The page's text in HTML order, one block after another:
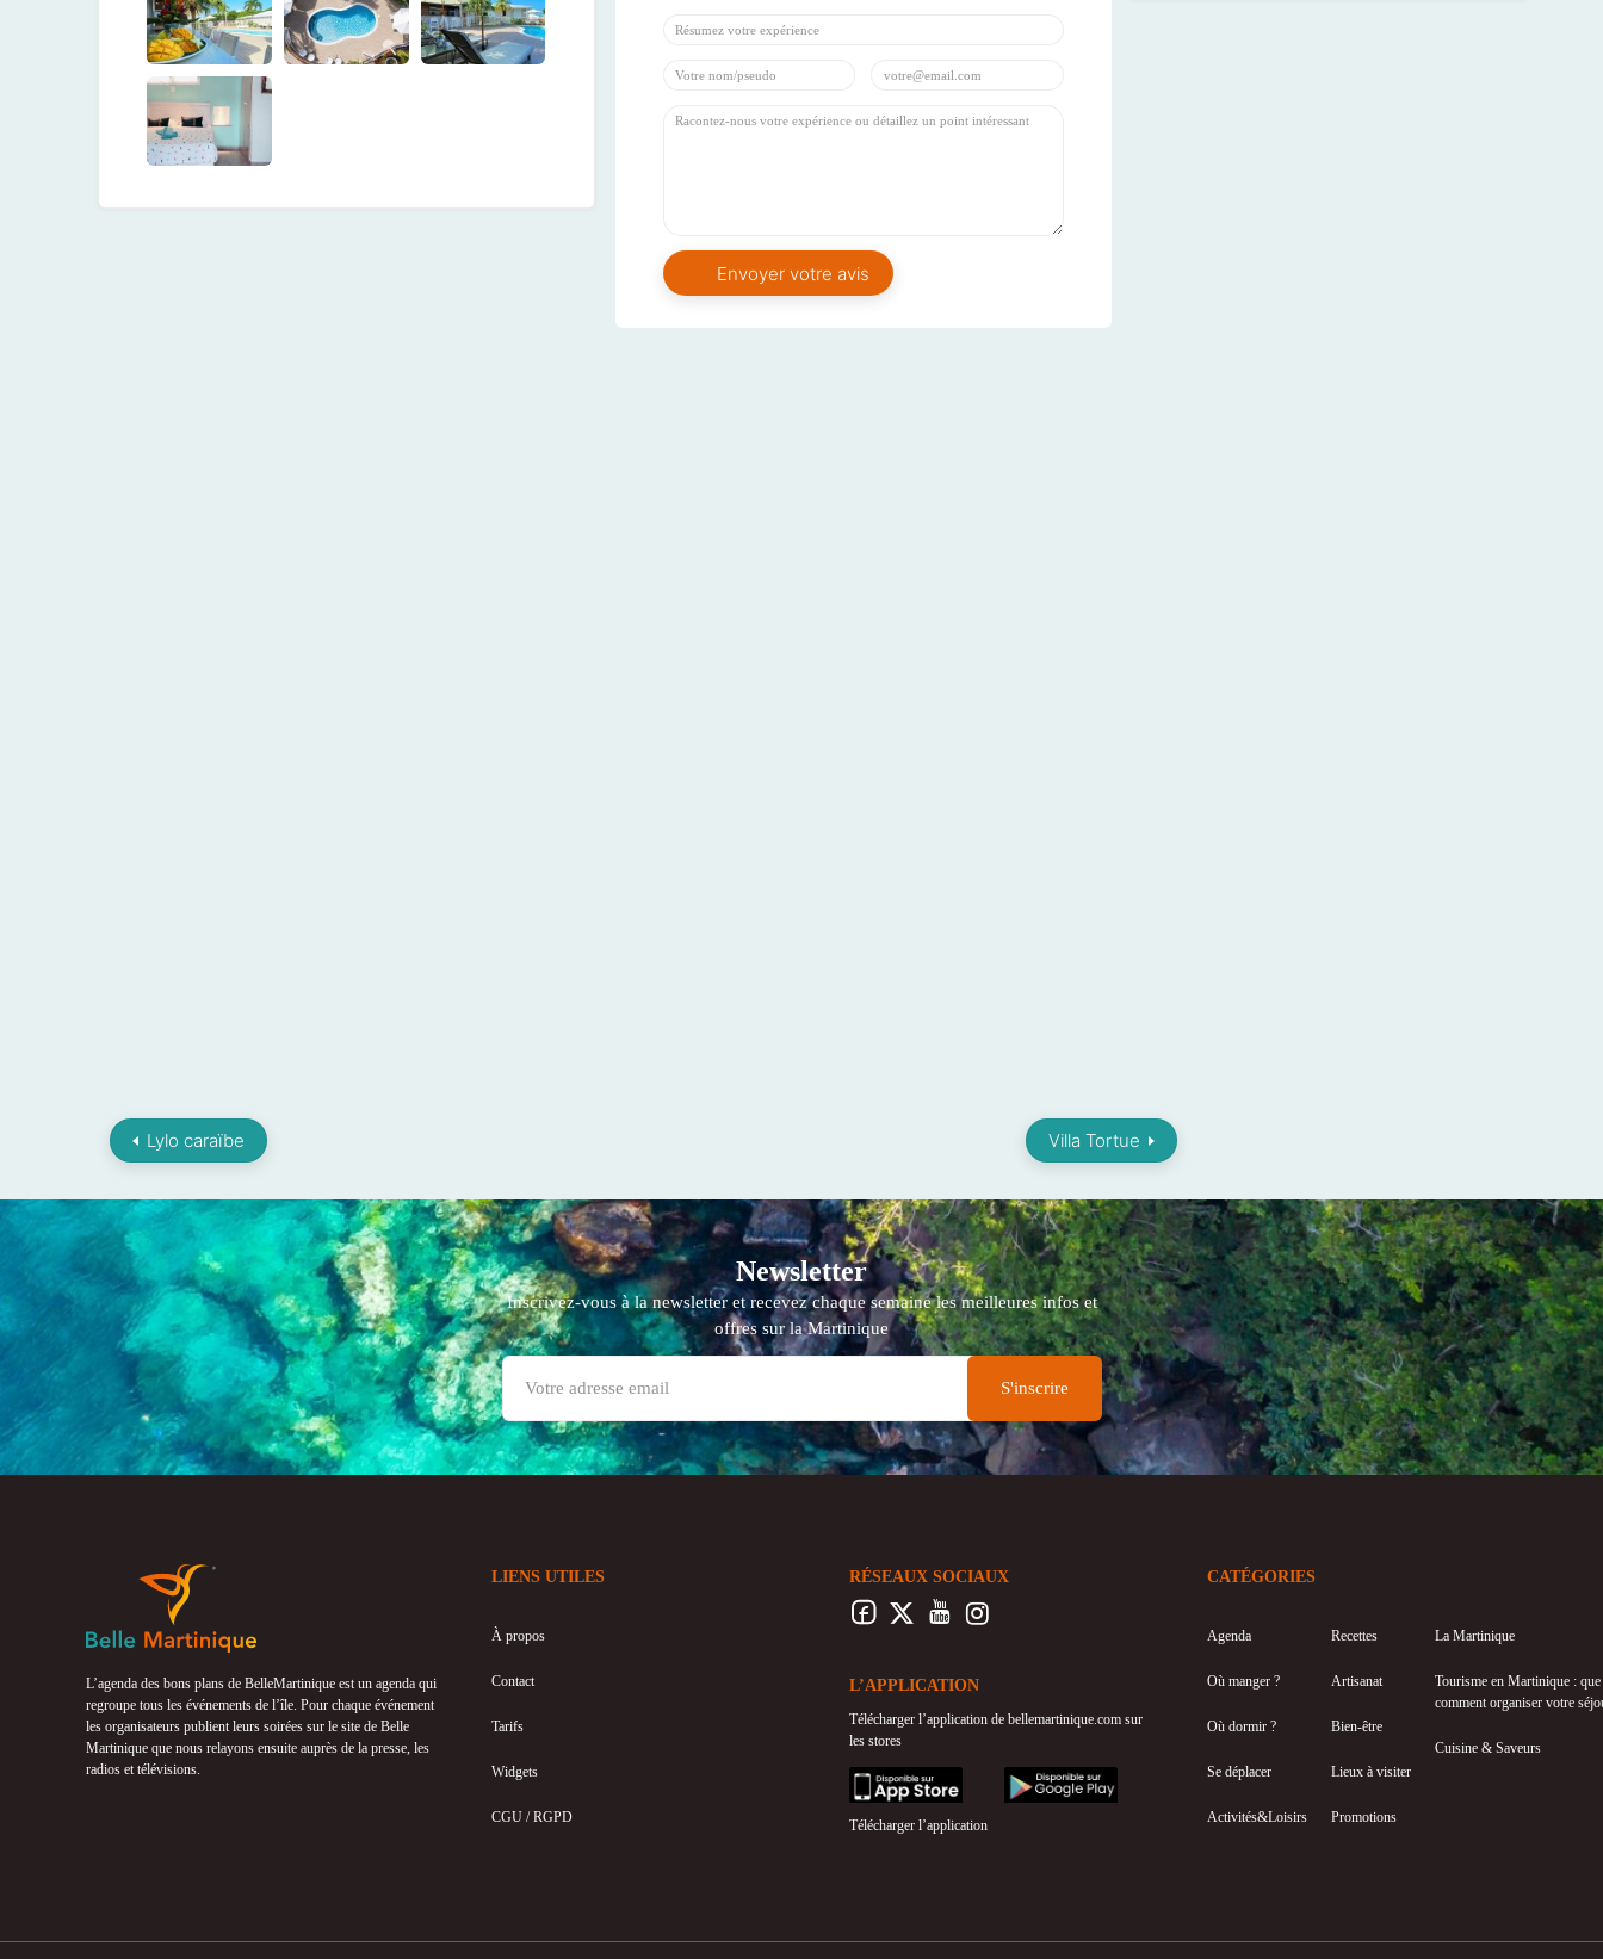
Lylo caraïbe Villa Tortue
Newsletter
Inscrivez-vous à la newsletter et recevez chaque semaine les meilleures infos et
offres sur la Martinique
L’agenda des bons plans de BelleMartinique est un agenda qui
regroupe tous les événements de l’île. Pour chaque événement
les organisateurs publient leurs soirées sur le site de Belle
Martinique que nous relayons ensuite auprès de la presse, les
radios et télévisions.
LIENS UTILES
À propos
Contact
Tarifs
Widgets
CGU / RGPD
RÉSEAUX SOCIAUX
L’APPLICATION
Télécharger l’application de bellemartinique.com sur
les stores
appstore googleplay
Télécharger l’application
CATÉGORIES
Agenda
Où manger ?
Où dormir ?
Se déplacer
Activités&Loisirs
Recettes
Artisanat
Bien-être
Lieux à visiter
Promotions
La Martinique
Tourisme en Martinique :
comment organiser votre
Cuisine & Saveurs